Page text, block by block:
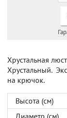
Хрустальная
Хрустальный.
на крючок.
Высота (см)